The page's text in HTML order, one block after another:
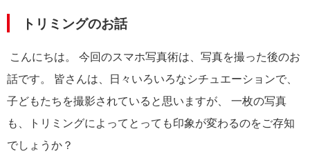
トリミングのお話
こんにちは。 今回のスマホ写真術は、写真を撮った後のお
話です。 皆さんは、日々いろいろなシチュエーションで、
子どもたちを撮影されていると思いますが、 一枚の写真
も、トリミングによってとっても印象が変わるのをご存知
でしょうか？